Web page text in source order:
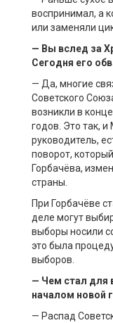
воспринимал, а
или заменяли
— Вы вслед за
Сегодня его
— Да, многие
Советского
возникли в
годов. Это так,
руководитель,
поворот,
Горбачёва,
страны.
При Горбачёве
деле могут
выборы носили
это была
выборов.
— Чем стал для
началом новой
— Распад